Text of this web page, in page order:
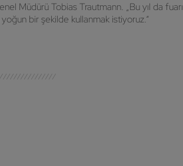
Müdürü Tobias Trautmann. „Bu yıl da
bir şekilde kullanmak istiyoruz.“